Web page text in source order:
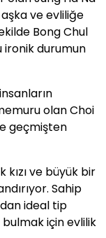
ve evliliğe
Bong Chul
ironik durumun
olan Choi
geçmişten
kızı ve büyük bir
Sahip
ideal tip
için evlilik